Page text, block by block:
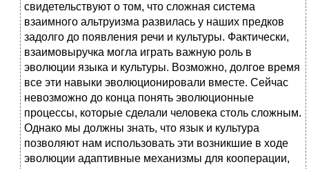
свидетельствуют о том, что сложная система
взаимного альтруизма развилась у наших предков
задолго до появления речи и культуры. Фактически,
взаимовыручка могла играть важную роль в
эволюции языка и культуры. Возможно, долгое время
все эти навыки эволюционировали вместе. Сейчас
невозможно до конца понять эволюционные
процессы, которые сделали человека столь сложным.
Однако мы должны знать, что язык и культура
позволяют нам использовать эти возникшие в ходе
эволюции адаптивные механизмы для кооперации,